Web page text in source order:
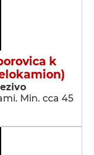
k
Min. cca 45